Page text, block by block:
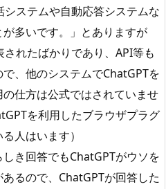
システムや自動応答システムな
多いです。」とありますが
れたばかりであり、API等も
、他のシステムでChatGPTを
仕方は公式ではされていませ
を利用したブラウザプラグ
人はいます）
き回答でもChatGPTがウソを
るので、ChatGPTが回答した